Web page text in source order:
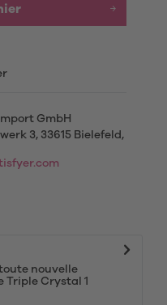
GmbH
3, 33615 Bielefeld,
nouvelle
Triple Crystal 1